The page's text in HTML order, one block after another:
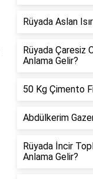
Rüyada Aslan
Rüyada Çaresiz
Anlama Gelir?
50 Kg Çimento
Abdülkerim
Rüyada İncir
Anlama Gelir?